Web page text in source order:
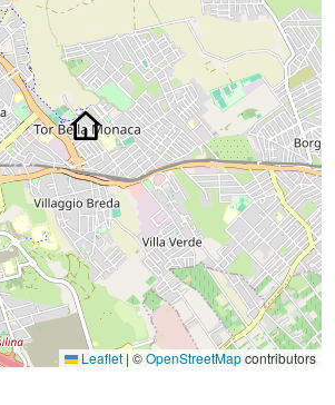
Leaflet | ©OpenStreetMapcontributors